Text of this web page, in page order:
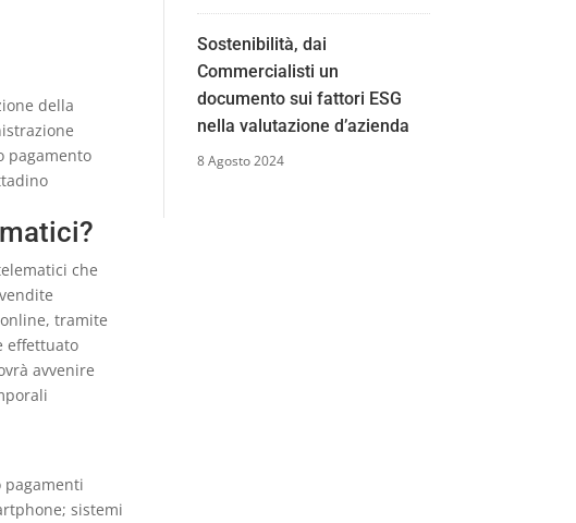
della
pagamento
che
tramite
effettuato
avvenire
pagamenti
sistemi
Sostenibilità, dai
Commercialisti un
documento sui fattori ESG
nella valutazione d’azienda
8 Agosto 2024